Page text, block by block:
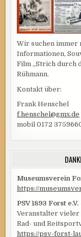
Wir suchen immer
Informationen,
Film „Strich durch
Rühmann.
Kontakt über:
Frank Henschel
f.henschel@gmx.de
mobil 0172
Museumsverein
https://
PSV 1893 Forst e.V.
Veranstalter vieler
Rad- und
https://psv-forst-